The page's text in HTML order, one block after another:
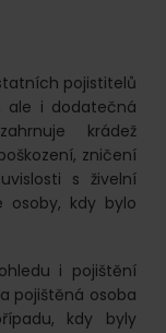
pojistitelů
ale i dodatečná
krádež
zničení
s živelní
osoby, kdy bylo
i pojištění
pojištěná osoba
kdy byly